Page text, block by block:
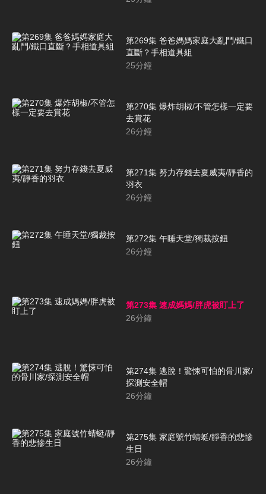
第269集 爸爸媽媽家庭大亂鬥/鐵口
直斷？手相道具組
25分鐘
第270集 爆炸胡椒/不管怎樣一定要
去賞花
26分鐘
第271集 努力存錢去夏威夷/靜香的
羽衣
26分鐘
第272集 午睡天堂/獨裁按鈕
26分鐘
第273集 速成媽媽/胖虎被盯上了
26分鐘
第274集 逃脫！驚悚可怕的骨川家/
探測安全帽
26分鐘
第275集 家庭號竹蜻蜓/靜香的悲慘
生日
26分鐘